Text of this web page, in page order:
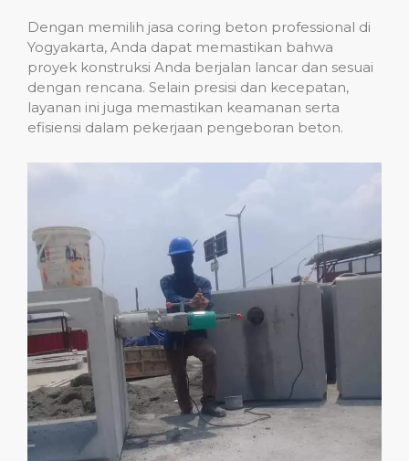
Dengan memilih jasa coring beton professional di
Yogyakarta, Anda dapat memastikan bahwa
proyek konstruksi Anda berjalan lancar dan sesuai
dengan rencana. Selain presisi dan kecepatan,
layanan ini juga memastikan keamanan serta
efisiensi dalam pekerjaan pengeboran beton.